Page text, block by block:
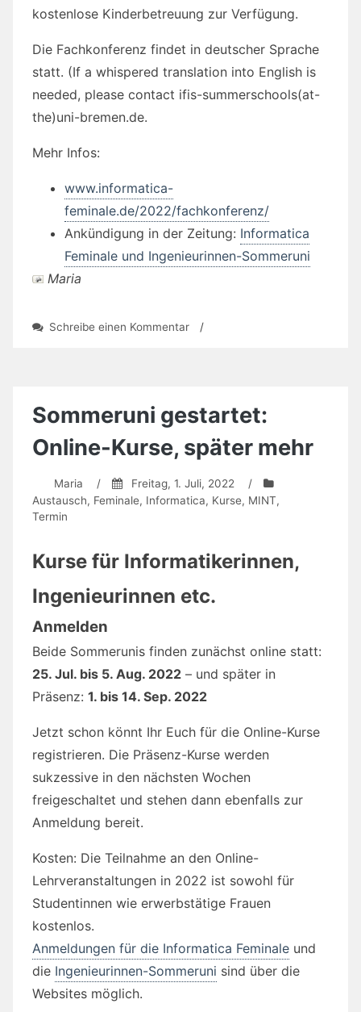
kostenlose Kinderbetreuung zur Verfügung.
Die Fachkonferenz findet in deutscher Sprache
statt. (If a whispered translation into English is
needed, please contact ifis-summerschools(at-
the)uni-bremen.de.
Mehr Infos:
www.informatica-
feminale.de/2022/fachkonferenz/
Ankündigung in der Zeitung: Informatica
Feminale und Ingenieurinnen-Sommeruni
Maria
Schreibe einen Kommentarzu
Informatica
Feminale
/
Sommeruni gestartet:
Online-Kurse, später mehr
Maria / Freitag, 1. Juli, 2022
/
Austausch, Feminale, Informatica, Kurse, MINT,
Termin
Kurse für Informatikerinnen,
Ingenieurinnen etc.
Anmelden
Beide Sommerunis finden zunächst online statt:
25. Jul. bis 5. Aug. 2022 – und später in
Präsenz: 1. bis 14. Sep. 2022
Jetzt schon könnt Ihr Euch für die Online-Kurse
registrieren. Die Präsenz-Kurse werden
sukzessive in den nächsten Wochen
freigeschaltet und stehen dann ebenfalls zur
Anmeldung bereit.
Kosten: Die Teilnahme an den Online-
Lehrveranstaltungen in 2022 ist sowohl für
Studentinnen wie erwerbstätige Frauen
kostenlos.
Anmeldungen für die Informatica Feminale und
die Ingenieurinnen-Sommeruni sind über die
Websites möglich.